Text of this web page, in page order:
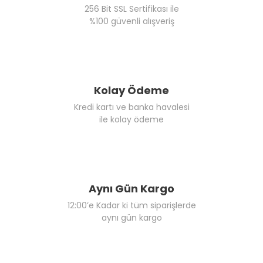
256 Bit SSL Sertifikası ile
%100 güvenli alışveriş
Kolay Ödeme
Kredi kartı ve banka havalesi
ile kolay ödeme
Aynı Gün Kargo
12:00’e Kadar ki tüm siparişlerde
aynı gün kargo